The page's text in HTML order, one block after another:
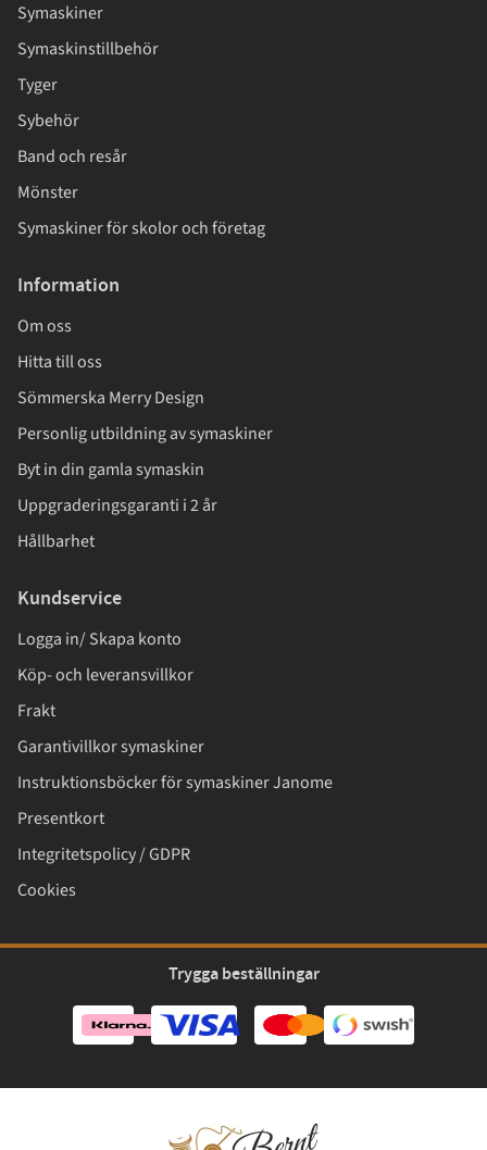
Symaskiner
Symaskinstillbehör
Tyger
Sybehör
Band och resår
Mönster
Symaskiner för skolor och företag
Information
Om oss
Hitta till oss
Sömmerska Merry Design
Personlig utbildning av symaskiner
Byt in din gamla symaskin
Uppgraderingsgaranti i 2 år
Hållbarhet
Kundservice
Logga in/ Skapa konto
Köp- och leveransvillkor
Frakt
Garantivillkor symaskiner
Instruktionsböcker för symaskiner Janome
Presentkort
Integritetspolicy / GDPR
Cookies
Trygga beställningar